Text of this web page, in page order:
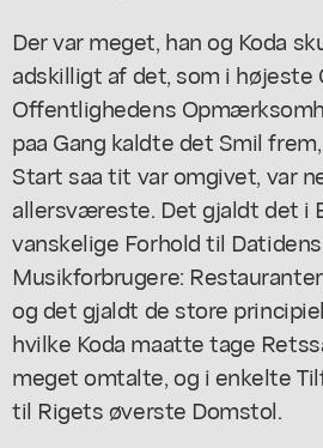
Der var meget, han og Koda
adskilligt af det, som i højeste
Offentlighedens
paa Gang kaldte det Smil
Start saa tit var omgivet, var
allersværeste. Det gjaldt det i
vanskelige Forhold til
Musikforbrugere:
og det gjaldt de store
hvilke Koda maatte tage
meget omtalte, og i enkelte
til Rigets øverste Domstol.